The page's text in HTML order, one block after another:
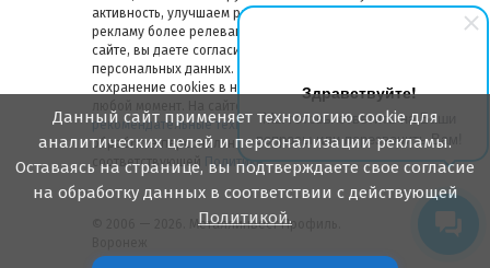
Здравствуйте!
Мы готовы ответить на Ваши
вопросы или перезвонить Вам!
активность, улучшаем работу сайта и делаем
рекламу более релевантной. Оставаясь на
сайте, вы даете согласие на обработку ваших
персональных данных. Вы можете отключить
сохранение cookies в настройках браузера в
любой момент. На сайте также применяются
рекомендательные технологии. Подробнее об
обработке персональных данных — в
соответствующей
Политике.
© 2006 — 2026. Металлинвест Профиль.
Данный сайт применяет технологию cookie для
аналитических целей и персонализации рекламы.
Оставаясь на странице, вы подтверждаете свое согласие
на обработку данных в соответствии с действующей
Политикой.